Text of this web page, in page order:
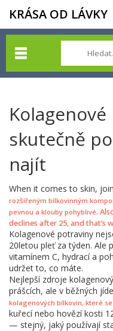
KRÁSA OD LÁVKY
skutečně
najít
When it comes to skin,
rozšířeným bílkovinným
pevnou a klouby pohyblivé.
declines after 25, and that’s
Kolagenové potraviny
20letou pleť za týden. Ale
vitamínem C, hydrací a
udržet to, co máte.
Nejlepší zdroje
prášcích, ale v běžných
kolagenových bílkovin, které
kuřecí nebo hovězí kosti
— stejný, jaký používají